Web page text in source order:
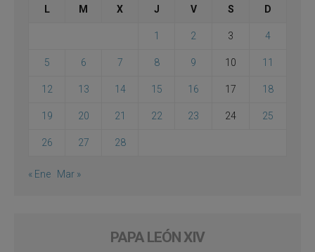
L M X J V S D
1 2 3 4
5 6 7 8 9 10 11
12 13 14 15 16 17 18
19 20 21 22 23 24 25
26 27 28
« Ene Mar »
PAPA LEÓN XIV